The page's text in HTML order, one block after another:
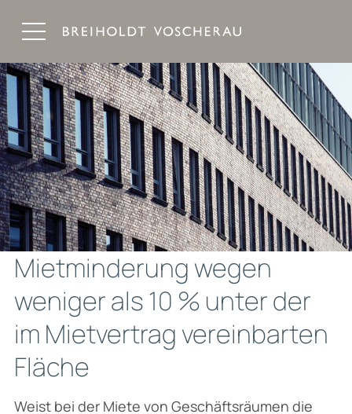
Mietminderung wegen
weniger als 10 % unter der
im Mietvertrag vereinbarten
Fläche
Weist bei der Miete von Geschäftsräumen die